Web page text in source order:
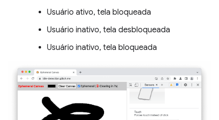
Usuário ativo, tela bloqueada
Usuário inativo, tela desbloqueada
Usuário inativo, tela bloqueada